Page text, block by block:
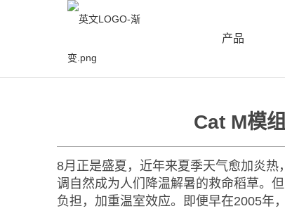
产品
Cat M模
8月正是盛夏，近年来夏季天气愈加炎
调自然成为人们降温解暑的救命稻草。
负担，加重温室效应。即便早在2005年